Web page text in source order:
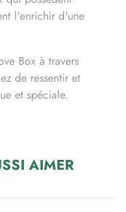
l'enrichir d'une
Box à travers
de ressentir et
et spéciale.
AIMER